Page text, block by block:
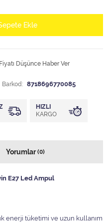
Ekle
Fiyatı Düşünce Haber Ver
Barkod: 8718696770085
HIZLI
KARGO
Yorumlar(0)
E27 Led Ampul
enerji tüketimi ve uzun kullanım